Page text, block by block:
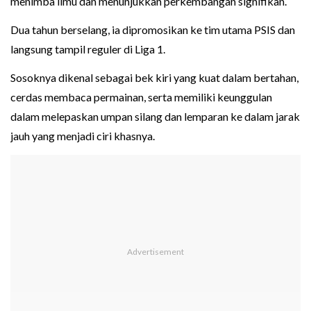
Dua tahun berselang, ia dipromosikan ke tim utama PSIS dan
langsung tampil reguler di Liga 1.
Sosoknya dikenal sebagai bek kiri yang kuat dalam bertahan,
cerdas membaca permainan, serta memiliki keunggulan
dalam melepaskan umpan silang dan lemparan ke dalam jarak
jauh yang menjadi ciri khasnya.